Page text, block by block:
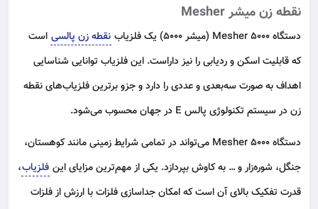
نقطه زن میشر Mesher
دستگاه Mesher 5000 (میشر 5000) یک فلزیاب نقطه زن پالسی است
که قابلیت اسکن و ردیابی را نیز داراست. این فلزیاب توانایی شناسایی
اهداف به صورت سه‌بعدی و عددی را دارد و جزو برترین فلزیاب‌های نقطه
زن در سیستم تکنولوژی پالس E در جهان محسوب می‌شود.
دستگاه Mesher 5000 می‌تواند در تمامی شرایط زمینی مانند کوهستان،
جنگل، شوره‌زار و … به کاوش بپردازد. یکی از مهم‌ترین مزایای این فلزیاب،
قدرت تفکیک بالای آن است که امکان جداسازی فلزات با ارزش از فلزات